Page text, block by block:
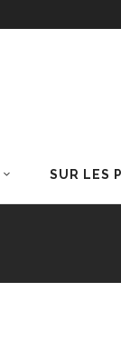
SUR LES